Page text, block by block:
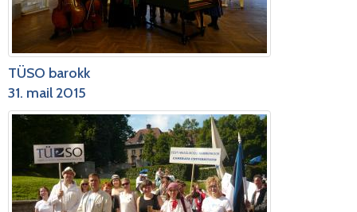
TÜSO barokk
31. mail 2015